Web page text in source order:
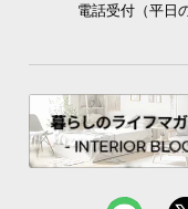
電話受付（平日